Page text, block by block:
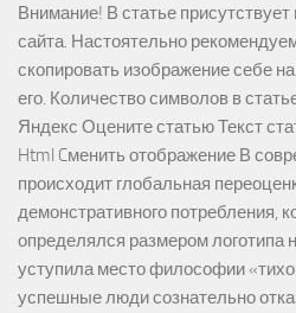
Внимание! В статье присутствует
сайта. Настоятельно
скопировать изображение себе
его. Количество символов в
Яндекс Оцените статью Текст
Html Cменить отображение В
происходит глобальная
демонстративного потребления,
определялся размером логотипа
уступила место философии
успешные люди сознательно